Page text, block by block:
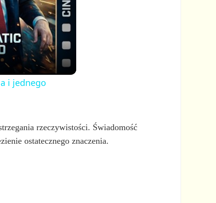
i jednego
rzeczywistości. Świadomość
ostatecznego znaczenia.